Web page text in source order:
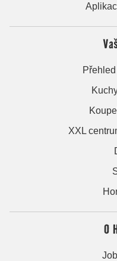
XXL
O